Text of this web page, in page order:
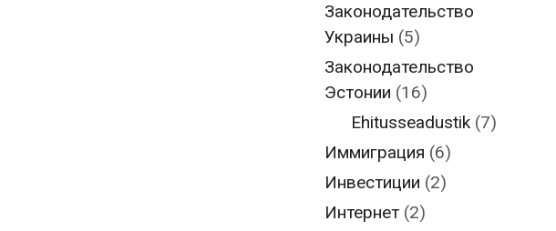
Законодательство
Украины (5)
Законодательство
Эстонии (16)
Ehitusseadustik(7)
Иммиграция (6)
Инвестиции (2)
Интернет (2)